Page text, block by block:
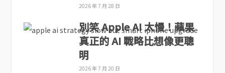
2026 年 7 月 28 日
別笑 Apple AI 太慢！蘋果
真正的 AI 戰略比想像更聰
明
2026 年 7 月 20 日